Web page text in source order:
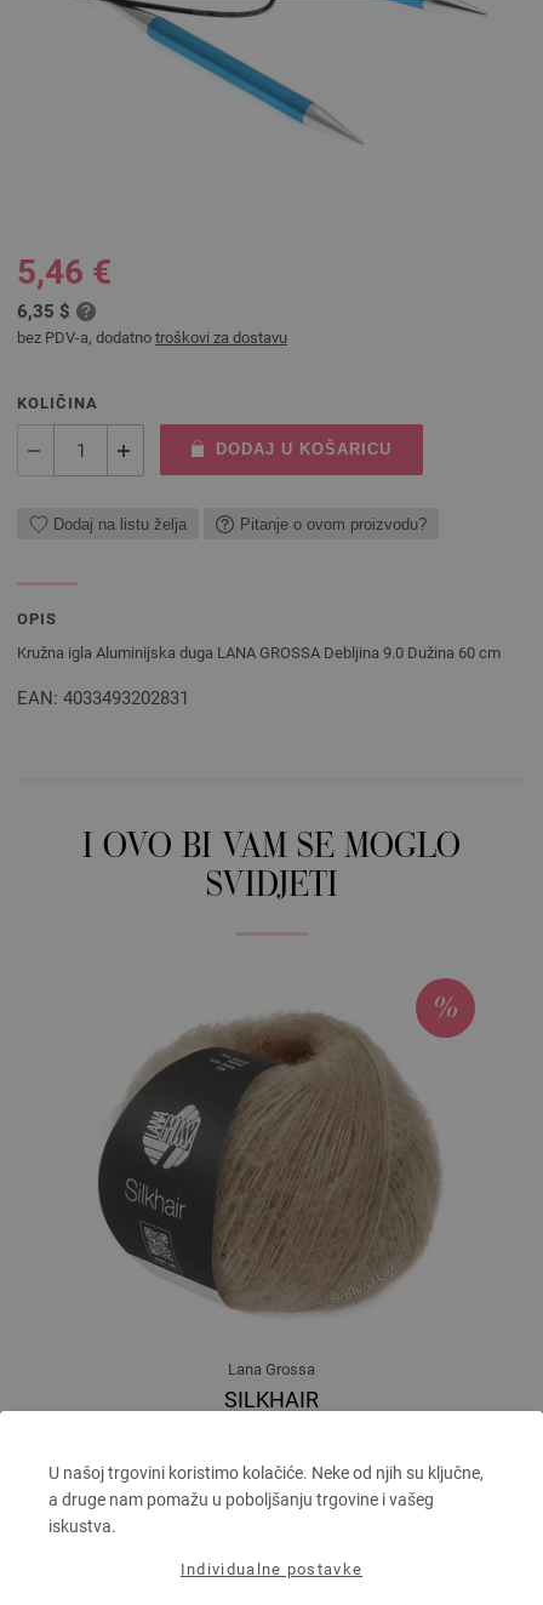
U našoj trgovini koristimo kolačiće. Neke od njih su ključne,
a druge nam pomažu u poboljšanju trgovine i vašeg
iskustva.
Individualne postavke
5,46 €
6,35 $
bez PDV-a, dodatno troškovi za dostavu
KOLIČINA
DODAJ U KOŠARICU
Dodaj na listu želja Pitanje o ovom proizvodu?
OPIS
Kružna igla Aluminijska duga LANA GROSSA Debljina 9.0 Dužina 60 cm
EAN: 4033493202831
I OVO BI VAM SE MOGLO
SVIDJETI
Lana Grossa
SILKHAIR
Većina igle: 4,5 - 5
6,64 € - 8,36 €